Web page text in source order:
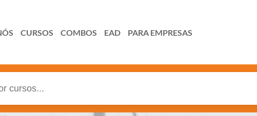
CURSOS COMBOS EAD PARA EMPRESAS